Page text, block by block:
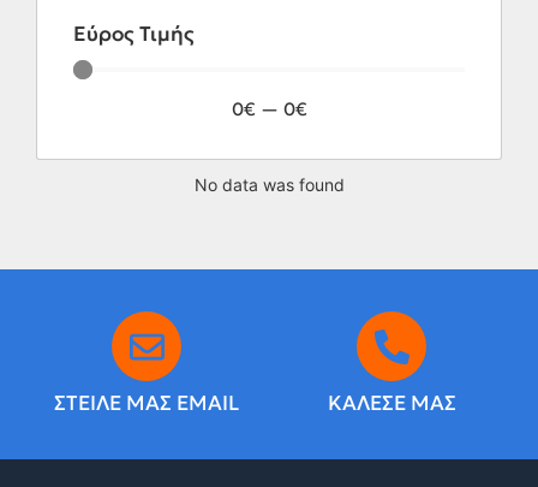
Εύρος Τιμής
0€ — 0€
No data was found
ΣΤΕΙΛΕ ΜΑΣ EMAIL ΚΑΛΕΣΕ ΜΑΣ